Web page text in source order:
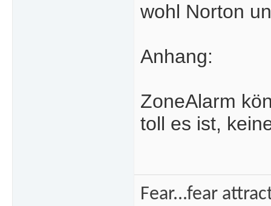
wohl Norton
Anhang:
ZoneAlarm
toll es ist,
Fear...fear